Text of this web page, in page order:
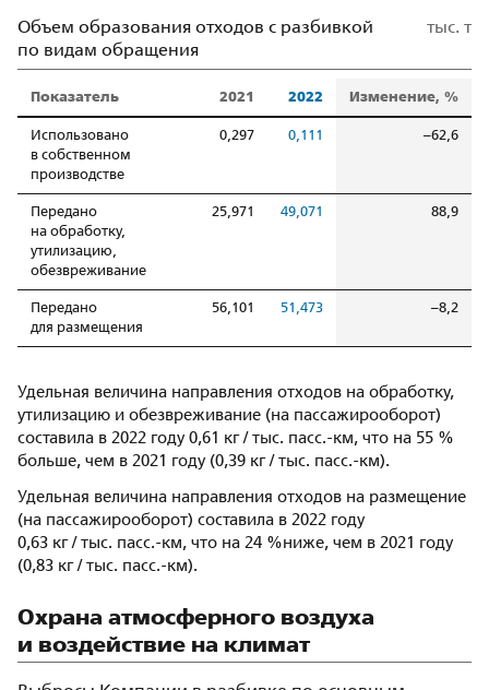
Объем образования отходов с разбивкой
по видам обращения
тыс. т
Показатель 2021 2022 Изменение, %
Использовано
в собственном
производстве
0,297 0,111 –62,6
Передано
на обработку,
утилизацию,
обезвреживание
25,971 49,071 88,9
Передано
для размещения
56,101 51,473 –8,2
Удельная величина направления отходов на обработку,
утилизацию и обезвреживание (на пассажирооборот)
составила в 2022 году 0,61 кг / тыс. пасс.-км, что на 55 %
больше, чем в 2021 году (0,39 кг / тыс. пасс.-км).
Удельная величина направления отходов на размещение
(на пассажирооборот) составила в 2022 году
0,63 кг / тыс. пасс.-км, что на 24 %ниже, чем в 2021 году
(0,83 кг / тыс. пасс.-км).
Охрана атмосферного воздуха
и воздействие на климат